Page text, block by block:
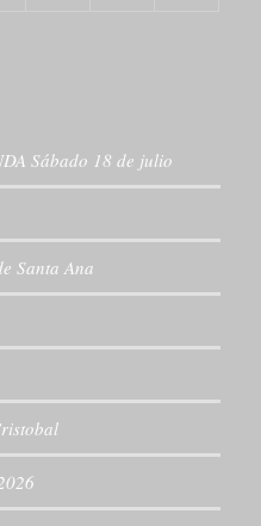
Sábado 18 de julio
Santa Ana